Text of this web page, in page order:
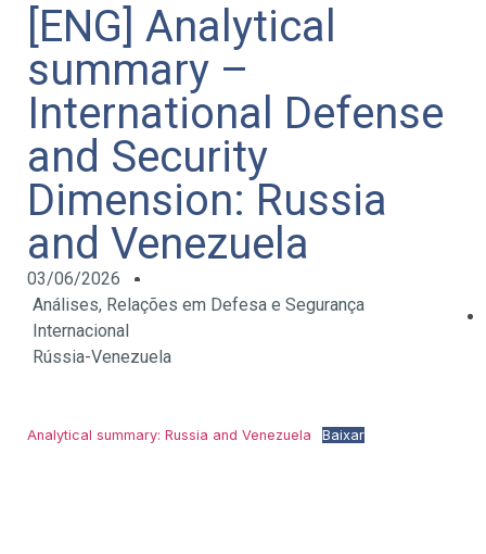
[ENG] Analytical
summary –
International Defense
and Security
Dimension: Russia
and Venezuela
03/06/2026
Análises, Relações em Defesa e Segurança
Internacional
Rússia-Venezuela
Analytical summary: Russia and Venezuela Baixar